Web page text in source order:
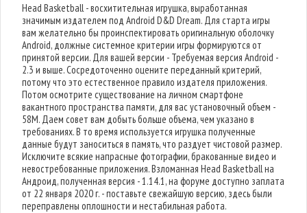
Head Basketball - восхитительная игрушка, выработанная
значимым издателем под Android D&D Dream. Для старта игры
вам желательно бы проинспектировать оригинальную оболочку
Android, должные системное критерии игры формируются от
принятой версии. Для вашей версии - Требуемая версия Android -
2.3 и выше. Сосредоточенно оцените переданный критерий,
потому что это естественное правило издателя приложения.
Потом осмотрите существование на личном смартфоне
вакантного пространства памяти, для вас установочный объем -
58M. Даем совет вам добыть больше объема, чем указано в
требованиях. В то время используется игрушка полученные
данные будут заноситься в память, что раздует чистовой размер.
Исключите всякие напрасные фотографии, бракованные видео и
невостребованные приложения. Взломанная Head Basketball на
Андроид, полученная версия - 1.14.1, на форуме доступно заплата
от 22 января 2020 г. - поставьте свежайшую версию, здесь были
переправлены оплошности и нестабильная работа.